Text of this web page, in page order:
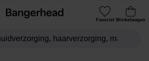
Favoriet Winkelwagen